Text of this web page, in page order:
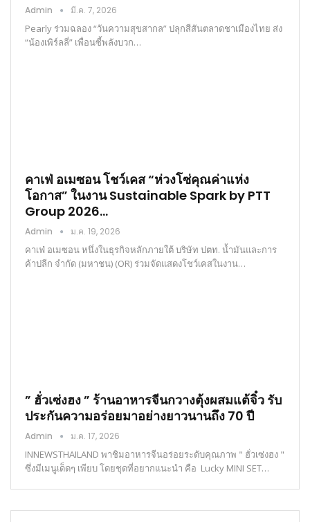
Admin มี.ค. 7, 2026
Pearly ร่วมฉลอง “วันความสุขสากล” ปลุกสีสันตลาดชาเมืองไทย ส่ง
“น้องเพิร์ลลี่” เพื่อนซี้พลังบวก…
คาเฟ่ อเมซอน โชว์เคส “ห่วงโซ่คุณค่าแห่ง
โอกาส” ในงาน Sustainable Spark by PTT
Group 2026…
Admin ม.ค. 19, 2026
คาเฟ่ อเมซอน หนึ่งในธุรกิจหลักภายใต้ บริษัท ปตท. น้ำมันและการ
ค้าปลีก จำกัด (มหาชน) (OR) ร่วมจัดแสดงโชว์เคสในงาน…
” ฮั่วเซ่งฮง ” ร้านอาหารจีนกวางตุ้งผสมแต้จิ๋ว รับ
ประกันความอร่อยมาอย่างยาวนานถึง 70 ปี
Admin ม.ค. 17, 2026
INNEWSTHAILAND พาชิมอาหารจีนอร่อยระดับคุณภาพ " ฮั่วเซ่งฮง "
ซึ่งมีเมนูเด็ดๆ เพียบ โดยชุดที่อยากแนะนำ คือ Lucky MINI SET…